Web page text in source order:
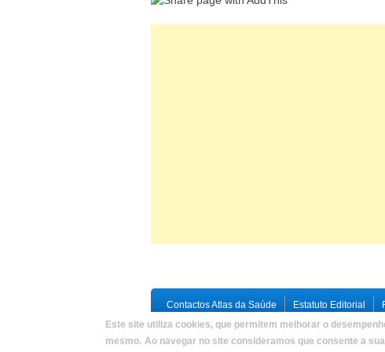
Contactos Atlas da Saúde Estatuto Editorial
Copyright © 2026, Atlas da Saúde | Developed by
Este site utiliza cookies, que permitem melhorar o
mesmo. Ao navegar no site consideramos que consente a